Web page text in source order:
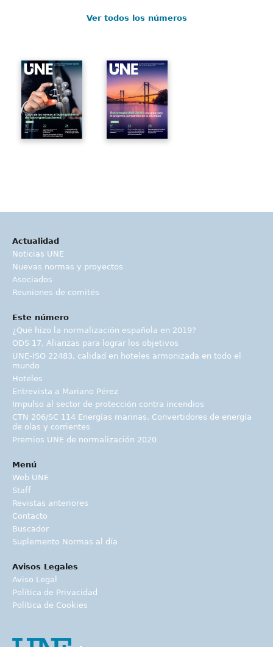
Ver todos los números
Actualidad
Noticias UNE
Nuevas normas y proyectos
Asociados
Reuniones de comités
Este número
¿Qué hizo la normalización española en 2019?
ODS 17, Alianzas para lograr los objetivos
UNE-ISO 22483, calidad en hoteles armonizada en todo el
mundo
Hoteles
Entrevista a Mariano Pérez
Impulso al sector de protección contra incendios
CTN 206/SC 114 Energías marinas. Convertidores de energía
de olas y corrientes
Premios UNE de normalización 2020
Menú
Web UNE
Staff
Revistas anteriores
Contacto
Buscador
Suplemento Normas al día
Avisos Legales
Aviso Legal
Política de Privacidad
Política de Cookies